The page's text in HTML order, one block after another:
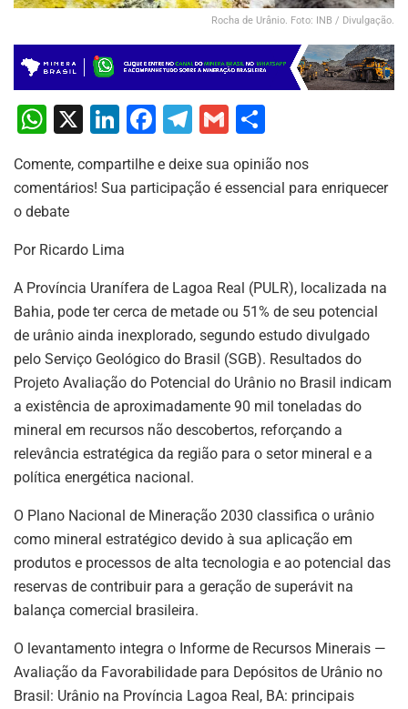
Rocha de Urânio. Foto: INB / Divulgação.
W
at
s
A
p
p
X
Li
k
e
n
F
c
o
k
T
e
G
ai
h
ar
Comente, compartilhe e deixe sua opinião nos
comentários! Sua participação é essencial para enriquecer
o debate
Por Ricardo Lima
A Província Uranífera de Lagoa Real (PULR), localizada na
Bahia, pode ter cerca de metade ou 51% de seu potencial
de urânio ainda inexplorado, segundo estudo divulgado
pelo Serviço Geológico do Brasil (SGB). Resultados do
Projeto Avaliação do Potencial do Urânio no Brasil indicam
a existência de aproximadamente 90 mil toneladas do
mineral em recursos não descobertos, reforçando a
relevância estratégica da região para o setor mineral e a
política energética nacional.
O Plano Nacional de Mineração 2030 classifica o urânio
como mineral estratégico devido à sua aplicação em
produtos e processos de alta tecnologia e ao potencial das
reservas de contribuir para a geração de superávit na
balança comercial brasileira.
O levantamento integra o Informe de Recursos Minerais —
Avaliação da Favorabilidade para Depósitos de Urânio no
Brasil: Urânio na Província Lagoa Real, BA: principais